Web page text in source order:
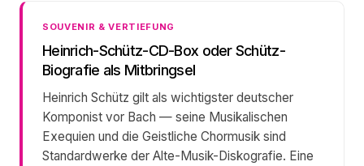
SOUVENIR & VERTIEFUNG
Heinrich-Schütz-CD-Box oder Schütz-
Biografie als Mitbringsel
Heinrich Schütz gilt als wichtigster deutscher
Komponist vor Bach — seine Musikalischen
Exequien und die Geistliche Chormusik sind
Standardwerke der Alte-Musik-Diskografie. Eine